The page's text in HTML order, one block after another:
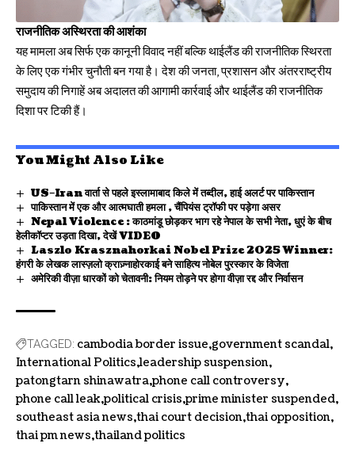
राजनीतिक अस्थिरता की आशंका
यह मामला अब सिर्फ एक कानूनी विवाद नहीं बल्कि थाईलैंड की राजनीतिक स्थिरता
के लिए एक गंभीर चुनौती बन गया है। देश की जनता, प्रशासन औरअंतरराष्ट्रीय
समुदायकी निगाहें अब अदालत की आगामी कार्रवाई और थाईलैंड की राजनीतिक
दिशा पर टिकी हैं।
You Might Also Like
US–Iran वार्ता से पहले इस्लामाबाद किले में तब्दील, हाई अलर्ट पर पाकिस्तान
पाकिस्तान में एक और आत्मघाती हमला , चैंपियंस ट्रॉफी पर पड़ेगा असर
Nepal Violence : काठमांडू छोड़कर भाग रहे नेपाल के सभी नेता, धुएं के बीच
हेलीकॉप्टर उड़ता दिखा, देखें VIDEO
Laszlo Krasznahorkai Nobel Prize 2025 Winner:
हंगरी के लेखक लास्ज़लो क्राज़्नाहोरकाई बने साहित्य नोबेल पुरस्कार के विजेता
अमेरिकी वीज़ा धारकों को चेतावनी: नियम तोड़ने पर होगा वीज़ा रद्द और निर्वासन
TAGGED: cambodia border issue government scandal
International Politics leadership suspension
patongtarn shinawatra phone call controversy
phone call leak political crisis prime minister suspended
southeast asia news thai court decision thai opposition
thai pm news thailand politics